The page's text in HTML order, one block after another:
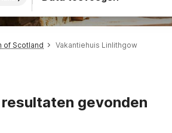
of Scotland Vakantiehuis Linlithgow
resultaten gevonden